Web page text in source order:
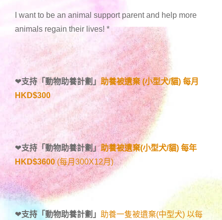
I want to be an animal support parent and help more
animals regain their lives! *
❤支持「動物助養計劃 」 助養被遺棄 (小型犬/貓) 每月
HKD$300
❤支持「動物助養計劃」助養被遺棄(小型犬/貓) 每年
HKD$3600(每月300X12月)
❤支持「動物助養計劃 」 助養一隻被遺棄(中型犬) 以每